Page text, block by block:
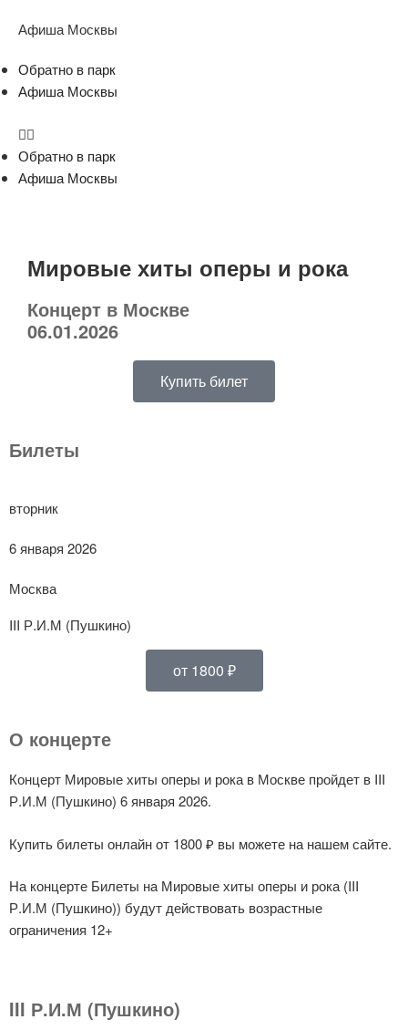
Афиша Москвы
Обратно в парк
Афиша Москвы
Обратно в парк
Афиша Москвы
Мировые хиты оперы и рока
Концерт в Москве
06.01.2026
Купить билет
Билеты
вторник
6 января 2026
Москва
III Р.И.М (Пушкино)
от 1800 ₽
О концерте
Концерт Мировые хиты оперы и рока в Москве пройдет в III
Р.И.М (Пушкино) 6 января 2026.
Купить билеты онлайн от 1800 ₽ вы можете на нашем сайте.
На концерте Билеты на Мировые хиты оперы и рока (III
Р.И.М (Пушкино)) будут действовать возрастные
ограничения 12+
III Р.И.М (Пушкино)